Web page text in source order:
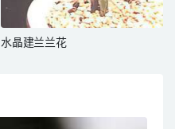
水晶建兰兰花